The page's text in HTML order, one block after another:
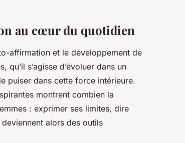
au cœur du quotidien
affirmation et le développement de
s’agisse d’évoluer dans un
puiser dans cette force intérieure.
montrent combien la
: exprimer ses limites, dire
alors des outils